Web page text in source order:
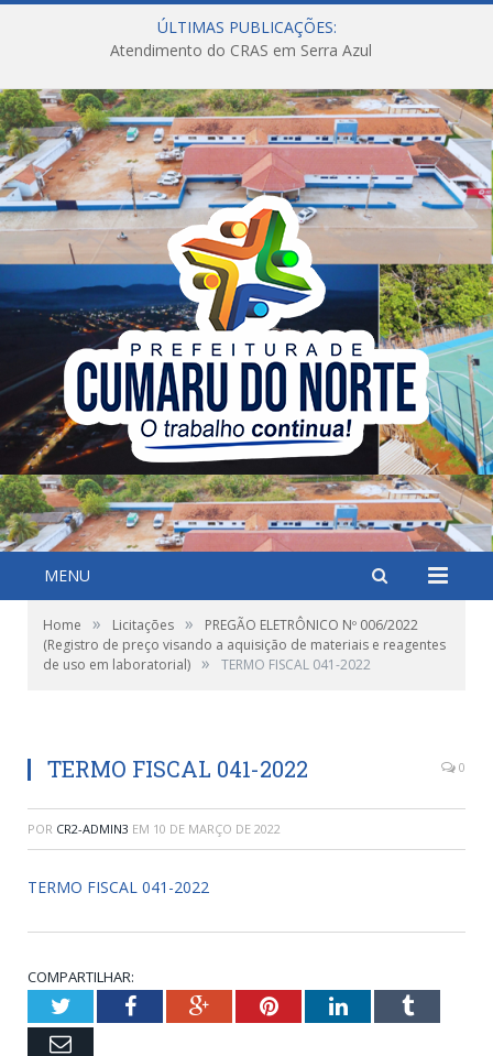
ÚLTIMAS PUBLICAÇÕES:
Atendimento do CRAS em Serra Azul
MENU
Home » Licitações »
PREGÃO ELETRÔNICO Nº 006/2022
(Registro de preço visando a aquisição de materiais e reagentes
de uso em laboratorial) » TERMO FISCAL 041-2022
TERMO FISCAL 041-2022 0
POR CR2-ADMIN3 EM 10 DE MARÇO DE 2022
TERMO FISCAL 041-2022
COMPARTILHAR:
TwitterFacebookGoogle+PinterestLinkedInTumblr
Email